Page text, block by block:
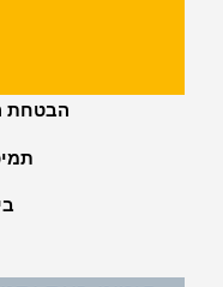
הבטחת